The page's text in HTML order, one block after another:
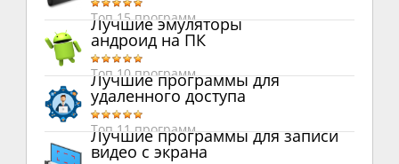
Топ 15 программ
Лучшие эмуляторы
андроид на ПК
Топ 10 программ
Лучшие программы для
удаленного доступа
Топ 11 программ
Лучшие программы для записи
видео с экрана